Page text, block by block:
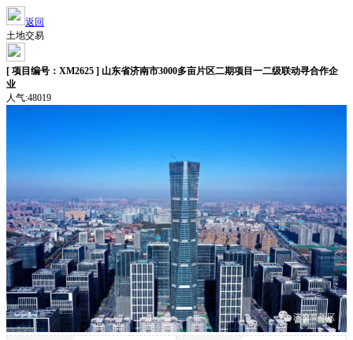
返回
土地交易
[ 项目编号：XM2625 ] 山东省济南市3000多亩片区二期项目一二级联动寻合作企
业
人气:48019